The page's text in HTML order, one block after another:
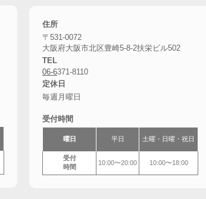
住所
〒531-0072
大阪府大阪市北区豊崎5-8-2扶栄ビル502
TEL
06-6371-8110
定休日
毎週月曜日
受付時間
曜日 平日 土曜・ 日曜・祝日
受付
時間
10:00〜20:00 10:00〜18:00